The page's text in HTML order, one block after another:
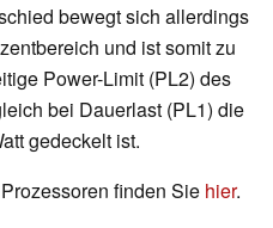
bewegt sich allerdings
und ist somit zu
Power-Limit (PL2) des
bei Dauerlast (PL1) die
gedeckelt ist.
finden Sie hier.